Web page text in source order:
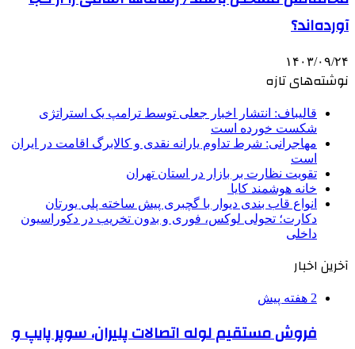
آورده‌اند؟
۱۴۰۳/۰۹/۲۴
نوشته‌های تازه
قالیباف: انتشار اخبار جعلی توسط ترامپ یک استراتژی
شکست خورده است
مهاجرانی: شرط تداوم یارانه نقدی و کالابرگ اقامت در ایران
است
تقویت نظارت بر بازار در استان تهران
خانه هوشمند کایا
انواع قاب بندی دیوار با گچبری پیش ساخته پلی یورتان
دکارت؛ تحولی لوکس، فوری و بدون تخریب در دکوراسیون
داخلی
آخرین اخبار
2 هفته پیش
فروش مستقیم لوله اتصالات پلیران، سوپر پایپ و